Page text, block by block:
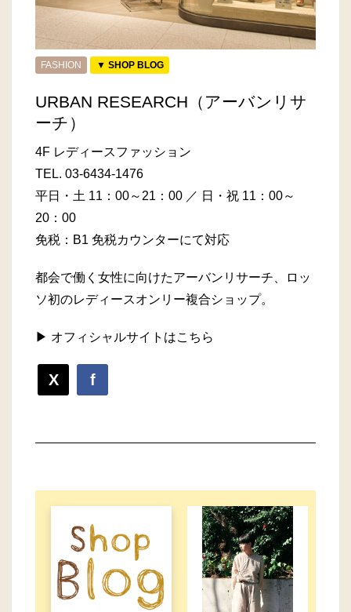
FASHION ▼ SHOP BLOG
URBAN RESEARCH（アーバンリサ
ーチ）
4F レディースファッション
TEL. 03-6434-1476
平日・土 11：00～21：00 ／ 日・祝 11：00～
20：00
免税：B1 免税カウンターにて対応
都会で働く女性に向けたアーバンリサーチ、ロッ
ソ初のレディースオンリー複合ショップ。
▶ オフィシャルサイトはこちら
X f